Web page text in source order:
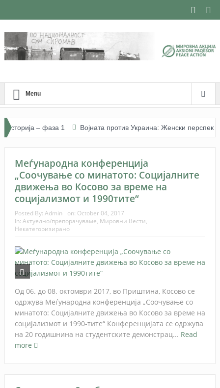
Menu
– фаза 1 Војната против Украина: Женски перспективи.
Меѓународна конференција
„Соочување со минатото: Социјалните
движења во Косово за време на
социјализмот и 1990тите“
Posted By: Admin on: October 04, 2017
In: Актуелно/препорачуваме, Мировни Вести,
Некатегоризирано
Од 06. до 08. октомври 2017, во Приштина, Косово се
одржува Меѓународна конференција „Соочување со
минатото: Социјалните движења во Косово за време на
социјализмот и 1990-тите“ Конференцијата се одржува
на 20 годишнина на студентските демонстрац... Read
more